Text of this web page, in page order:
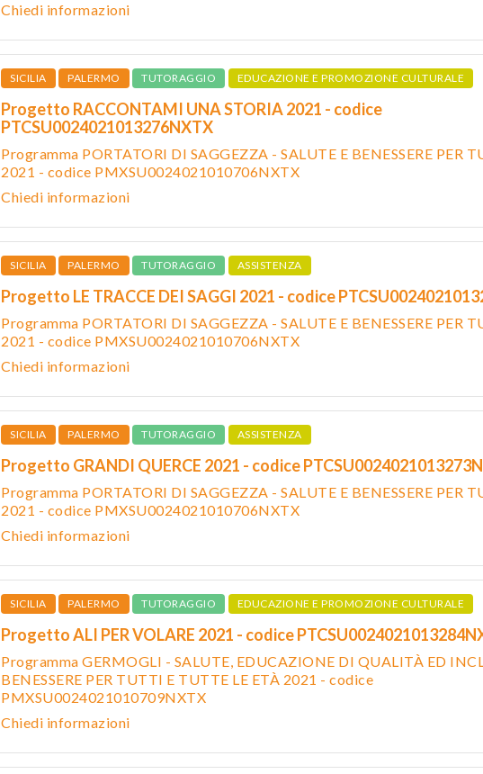
Chiedi informazioni
SICILIA PALERMO TUTORAGGIO EDUCAZIONE E PROMOZIONE CULTURALE
Progetto RACCONTAMI UNA STORIA 2021 - codice
PTCSU0024021013276NXTX
Programma PORTATORI DI SAGGEZZA - SALUTE E BENESSERE PER
2021 - codice PMXSU0024021010706NXTX
Chiedi informazioni
SICILIA PALERMO TUTORAGGIO ASSISTENZA
Progetto LE TRACCE DEI SAGGI 2021 - codice
Programma PORTATORI DI SAGGEZZA - SALUTE E BENESSERE PER
2021 - codice PMXSU0024021010706NXTX
Chiedi informazioni
SICILIA PALERMO TUTORAGGIO ASSISTENZA
Progetto GRANDI QUERCE 2021 - codice
Programma PORTATORI DI SAGGEZZA - SALUTE E BENESSERE PER
2021 - codice PMXSU0024021010706NXTX
Chiedi informazioni
SICILIA PALERMO TUTORAGGIO EDUCAZIONE E PROMOZIONE CULTURALE
Progetto ALI PER VOLARE 2021 - codice
Programma GERMOGLI - SALUTE, EDUCAZIONE DI QUALITÀ ED
BENESSERE PER TUTTI E TUTTE LE ETÀ 2021 - codice
PMXSU0024021010709NXTX
Chiedi informazioni